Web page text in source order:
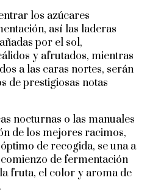
los azúcares
así las laderas
por el sol,
y afrutados, mientras
a las caras nortes, serán
de prestigiosas notas
nocturnas o las manuales
de los mejores racimos,
de recogida, se una a
de fermentación
fruta, el color y aroma de